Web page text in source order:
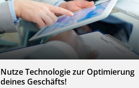
Nutze Technologie zur Optimierung
deines Geschäfts!